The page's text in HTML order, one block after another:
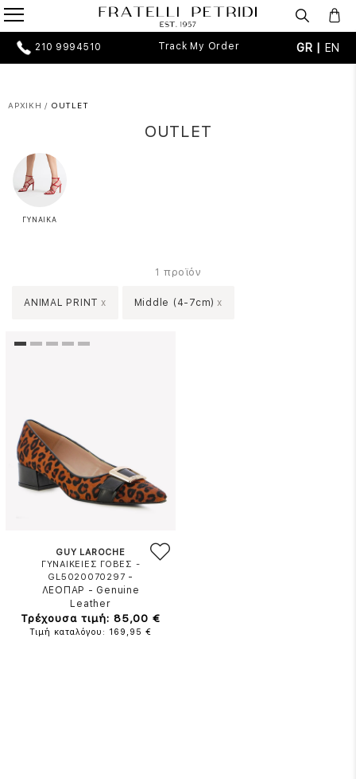
210 9994510 Track My Order GR | EN
ΑΡΧΙΚΗ / OUTLET
OUTLET
ΓΥΝΑΙΚΑ
1 προϊόν
ANIMAL PRINT x Middle (4-7cm) x
GUY LAROCHE
ΓΥΝΑΙΚΕΙΕΣ ΓΟΒΕΣ -
GL5020070297 -
ΛΕΟΠΑΡ - Genuine
Leather
Τρέχουσα τιμή: 85,00 €
Τιμή καταλόγου: 169,95 €